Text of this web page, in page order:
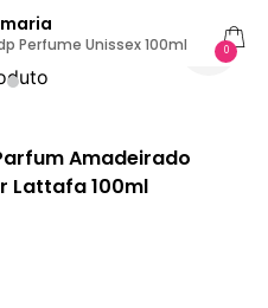
Perfume Unissex 100ml 0
Amadeirado
Lattafa 100ml